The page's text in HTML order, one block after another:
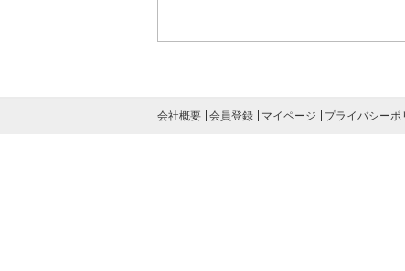
会社概要 会員登録 マイページ プライバシーポ